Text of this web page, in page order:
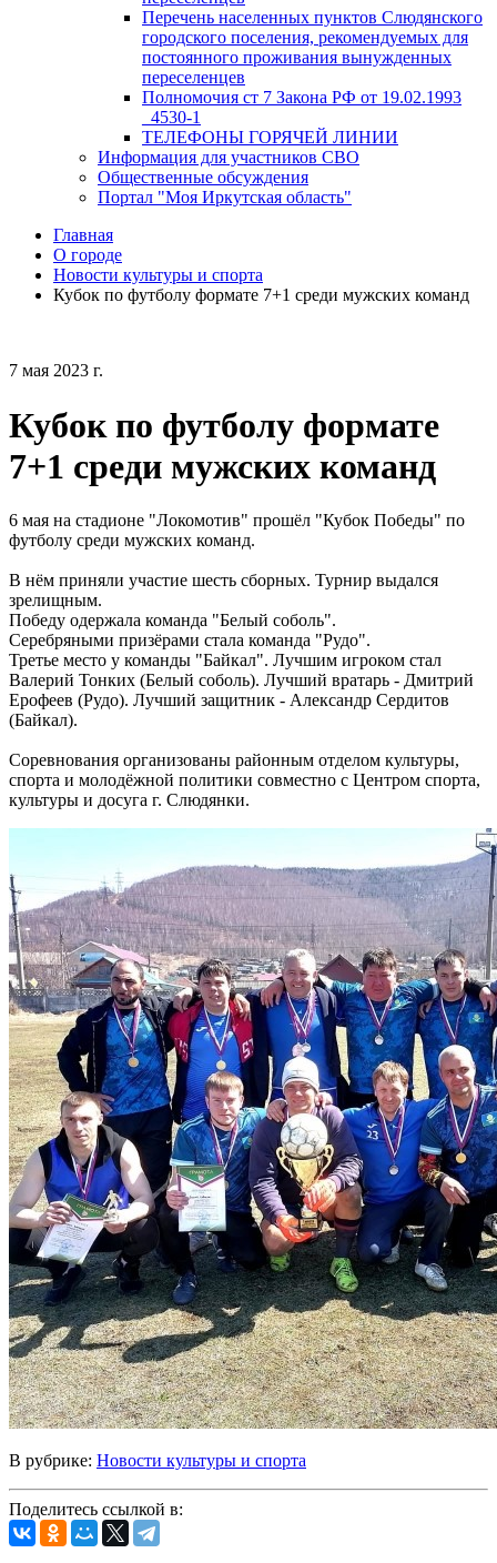
Перечень населенных пунктов Слюдянского
городского поселения, рекомендуемых для
постоянного проживания вынужденных
переселенцев
Полномочия ст 7 Закона РФ от 19.02.1993
_4530-1
ТЕЛЕФОНЫ ГОРЯЧЕЙ ЛИНИИ
Информация для участников СВО
Общественные обсуждения
Портал "Моя Иркутская область"
Главная
О городе
Новости культуры и спорта
Кубок по футболу формате 7+1 среди мужских команд
7 мая 2023 г.
Кубок по футболу формате
7+1 среди мужских команд
6 мая на стадионе "Локомотив" прошёл "Кубок Победы" по
футболу среди мужских команд.
В нём приняли участие шесть сборных. Турнир выдался
зрелищным.
Победу одержала команда "Белый соболь".
Серебряными призёрами стала команда "Рудо".
Третье место у команды "Байкал". Лучшим игроком стал
Валерий Тонких (Белый соболь). Лучший вратарь - Дмитрий
Ерофеев (Рудо). Лучший защитник - Александр Сердитов
(Байкал).
Соревнования организованы районным отделом культуры,
спорта и молодёжной политики совместно с Центром спорта,
культуры и досуга г. Слюдянки.
В рубрике: Новости культуры и спорта
Поделитесь ссылкой в: